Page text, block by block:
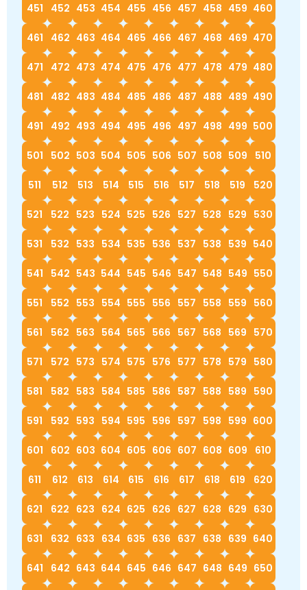
451 452 453 454 455 456 457 458 459 460
461 462 463 464 465 466 467 468 469 470
471 472 473 474 475 476 477 478 479 480
481 482 483 484 485 486 487 488 489 490
491 492 493 494 495 496 497 498 499 500
501 502 503 504 505 506 507 508 509 510
511 512 513 514 515 516 517 518 519 520
521 522 523 524 525 526 527 528 529 530
531 532 533 534 535 536 537 538 539 540
541 542 543 544 545 546 547 548 549 550
551 552 553 554 555 556 557 558 559 560
561 562 563 564 565 566 567 568 569 570
571 572 573 574 575 576 577 578 579 580
581 582 583 584 585 586 587 588 589 590
591 592 593 594 595 596 597 598 599 600
601 602 603 604 605 606 607 608 609 610
611 612 613 614 615 616 617 618 619 620
621 622 623 624 625 626 627 628 629 630
631 632 633 634 635 636 637 638 639 640
641 642 643 644 645 646 647 648 649 650